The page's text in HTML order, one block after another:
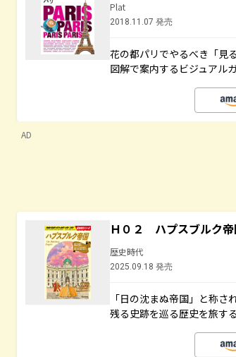
Plat
2018.11.07 発売
花の都パリでやるべき「見
図解で案内するビジュアルガ
AD
Ｈ０２ ハプスブルク帝
歴史時代
2025.09.18 発売
「日の沈まぬ帝国」と称
残る史跡を巡る歴史を旅す